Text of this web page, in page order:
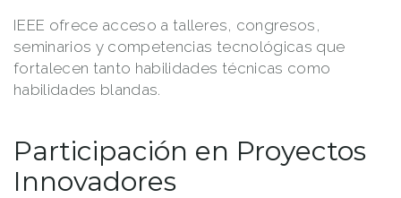
IEEE ofrece acceso a talleres, congresos,
seminarios y competencias tecnológicas que
fortalecen tanto habilidades técnicas como
habilidades blandas.
Participación en Proyectos
Innovadores